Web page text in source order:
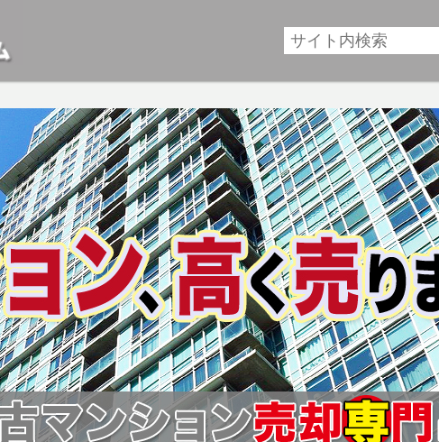
ます。一般的に「売却」は時間はかかるが相場に準じた売却金額、「買取」は短期
い。マンション、アパート、相続不動産など不動産売却のお悩みを全国の専門家が